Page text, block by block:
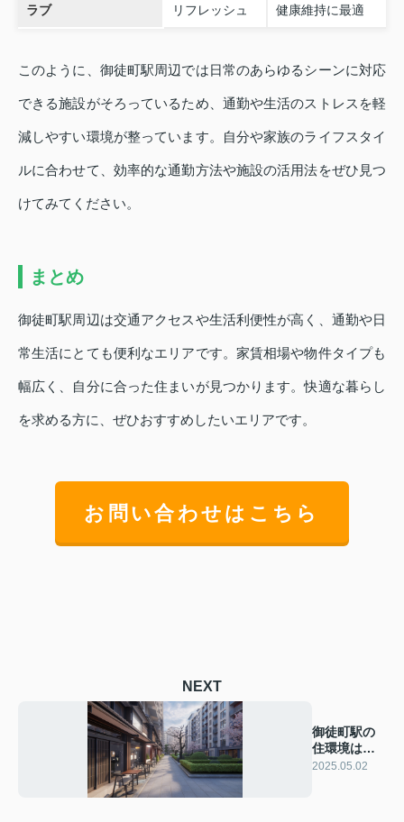
ラブ
リフレッシュ
健康維持に最適
このように、御徒町駅周辺では日常のあらゆるシーンに対応
できる施設がそろっているため、通勤や生活のストレスを軽
減しやすい環境が整っています。自分や家族のライフスタイ
ルに合わせて、効率的な通勤方法や施設の活用法をぜひ見つ
けてみてください。
まとめ
御徒町駅周辺は交通アクセスや生活利便性が高く、通勤や日
常生活にとても便利なエリアです。家賃相場や物件タイプも
幅広く、自分に合った住まいが見つかります。快適な暮らし
を求める方に、ぜひおすすめしたいエリアです。
お問い合わせはこちら
NEXT
御徒町駅の
住環境はど
う？評判を
2025.05.02